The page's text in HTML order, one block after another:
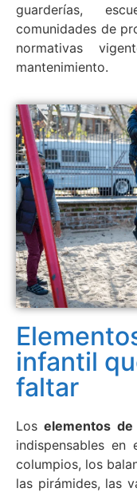
guarderías,
comunidades de
normativas
mantenimiento.
infantil
faltar
Loselementos
indispensables en
columpios, los
las pirámides, las